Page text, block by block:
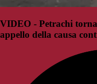
VIDEO - Petrachi
appello della causa